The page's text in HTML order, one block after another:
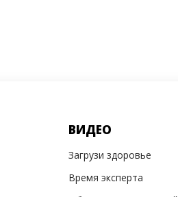
ВИДЕО
Загрузи здоровье
Время эксперта